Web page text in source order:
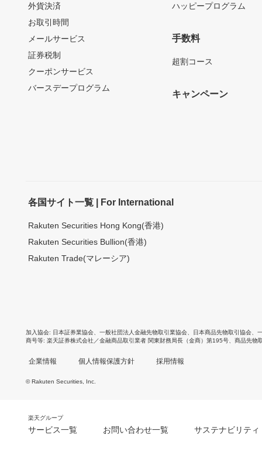
外貨決済
お取引時間
メールサービス
証券税制
クーポンサービス
バースデープログラム
ハッピープログラム
手数料
超割コース
キャンペーン
各国サイト一覧 | For International
Rakuten Securities Hong Kong(香港)
Rakuten Securities Bullion(香港)
Rakuten Trade(マレーシア)
加入協会 日本証券業協会 一般社団法人金融先物取引業協会 日本商品先物取引協会
商号等 楽天証券株式会社／金融商品取引業者 関東財務局長（金商）第195号、商品先物
企業情報 個人情報保護方針 採用情報
© Rakuten Securities, Inc.
楽天グループ
サービス一覧 お問い合わせ一覧 サステナビリティ